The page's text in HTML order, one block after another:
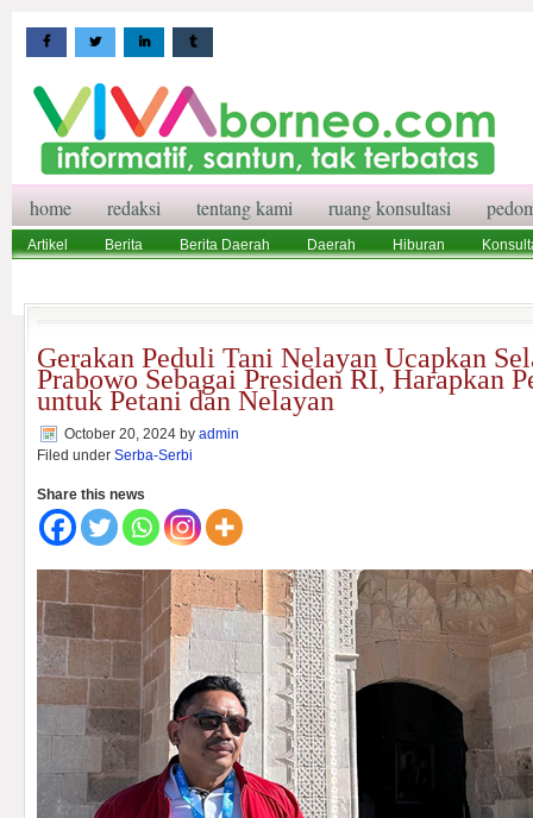
home redaksi tentang kami ruang konsultasi
Artikel Berita Berita Daerah Daerah Hiburan
Gerakan Peduli Tani Nelayan Ucapkan
Prabowo Sebagai Presiden RI, Harapkan
untuk Petani dan Nelayan
October 20, 2024 by admin
Filed under Serba-Serbi
Share this news